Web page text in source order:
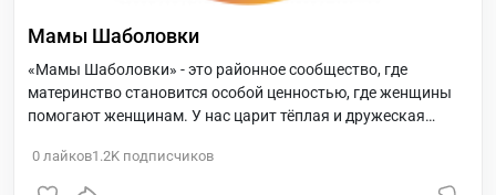
Мамы Шаболовки
«Мамы Шаболовки» - это районное сообщество, где
материнство становится особой ценностью, где женщины
помогают женщинам. У нас царит тёплая и дружеская
возможность: ? Посетить разнообразные бесплатные
оффлайн мероприятия: йога для женщин/беременных,
0 лайков1.2K подписчиков